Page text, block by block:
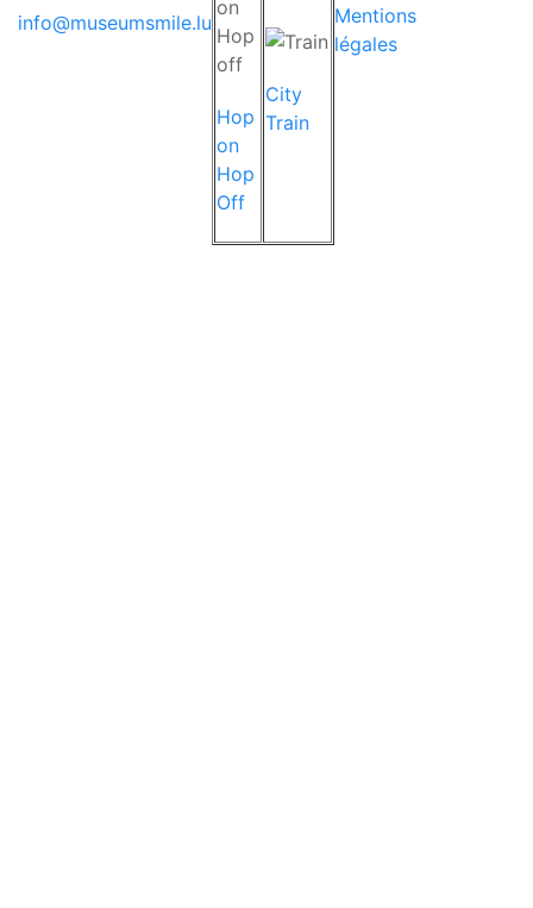
info@museumsmile.lu
Hop
on
Hop
Off
City
Train
Mentions
légales